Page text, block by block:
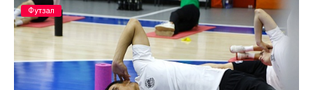
Футзал